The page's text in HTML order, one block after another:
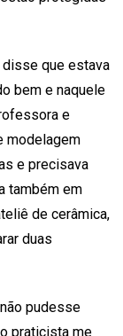
que estava
bem e naquele
e
modelagem
e precisava
também em
de cerâmica,
duas
pudesse
praticista me